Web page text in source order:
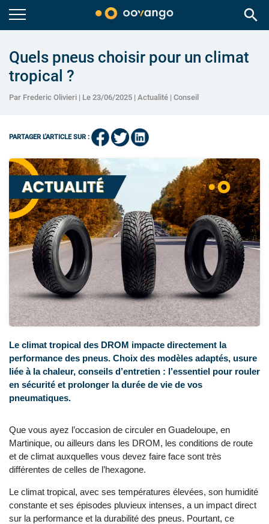
search
Quels pneus choisir pour un climat
tropical ?
Par Frederic Olivieri | Le 23/06/2025 | Actualité | Conseil
PARTAGER L'ARTICLE SUR :
Le climat tropical des DROM impacte directement la
performance des pneus. Choix des modèles adaptés, usure
liée à la chaleur, conseils d’entretien : l’essentiel pour rouler
en sécurité et prolonger la durée de vie de vos
pneumatiques.
Que vous ayez l’occasion de circuler en Guadeloupe, en
Martinique, ou ailleurs dans les DROM, les conditions de route
et de climat auxquelles vous devez faire face sont très
différentes de celles de l’hexagone.
Le climat tropical, avec ses températures élevées, son humidité
constante et ses épisodes pluvieux intenses, a un impact direct
sur la performance et la durabilité des pneus. Pourtant, ce